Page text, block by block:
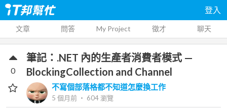
登入
文章 問答 My Project 徵才 聊天
筆記：.NET 內的生產者消費者模式 —
BlockingCollection and Channel
不寫個部落格都不知道怎麼換工作
5 個月前 ‧ 604瀏覽
0